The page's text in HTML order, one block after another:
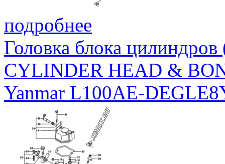
подробнее
Головка блока
CYLINDER HEAD &
Yanmar L100AE-